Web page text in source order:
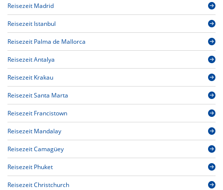
Reisezeit Madrid
Reisezeit Istanbul
Reisezeit Palma de Mallorca
Reisezeit Antalya
Reisezeit Krakau
Reisezeit Santa Marta
Reisezeit Francistown
Reisezeit Mandalay
Reisezeit Camagüey
Reisezeit Phuket
Reisezeit Christchurch